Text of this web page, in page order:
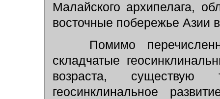
Малайского архипелага,
восточные побережье Азии
Помимо
складчатые
возраста,
геосинклинальное